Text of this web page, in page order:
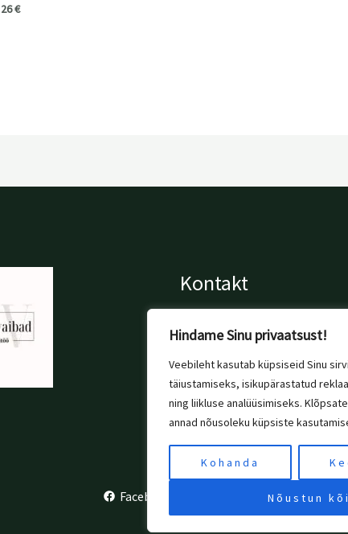
Hindame Sinu privaatsust!
Veebileht kasutab küpsiseid Sinu
täiustamiseks, isikupärastatud
ning liikluse analüüsimiseks.
annad nõusoleku küpsiste
Kohanda
Nõustun
26€
Kontakt
info@margitivaibad.ee
Tallinn, Estonia
Facebook Instagram